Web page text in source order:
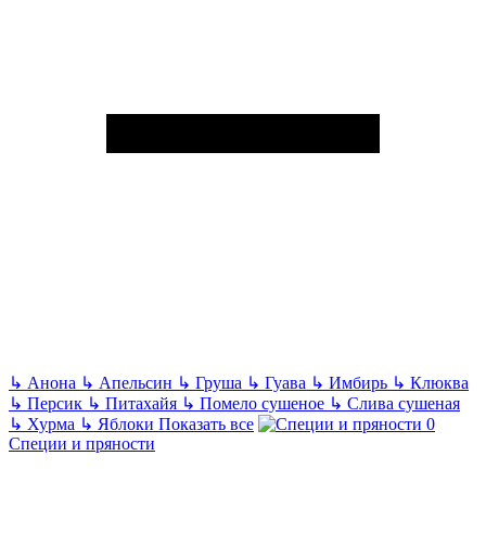
↳ Анона ↳ Апельсин ↳ Груша ↳ Гуава ↳ Имбирь ↳ Клюква
↳ Персик ↳ Питахайя ↳ Помело сушеное ↳ Слива сушеная
↳ Хурма ↳ Яблоки Показать все
Специи и пряности